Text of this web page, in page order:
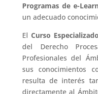
Programas de e-
un adecuado
El Curso
del Derecho
Profesionales del
sus conocimientos
resulta de interés
directamente al